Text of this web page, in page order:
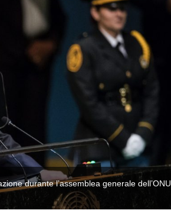
durante l’assemblea generale dell’ONU